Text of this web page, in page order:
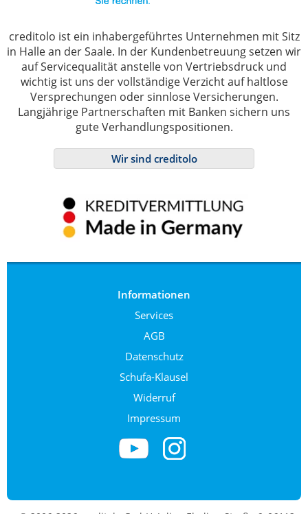
creditolo ist ein inhabergeführtes Unternehmen mit Sitz
in Halle an der Saale. In der Kundenbetreuung setzen wir
auf Servicequalität anstelle von Vertriebsdruck und
wichtig ist uns der vollständige Verzicht auf haltlose
Versprechungen oder sinnlose Versicherungen.
Langjährige Partnerschaften mit Banken sichern uns
gute Verhandlungspositionen.
Wir sind creditolo
Informationen
Services
AGB
Datenschutz
Schufa-Klausel
Widerruf
Impressum